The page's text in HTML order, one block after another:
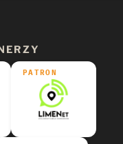
PATRON